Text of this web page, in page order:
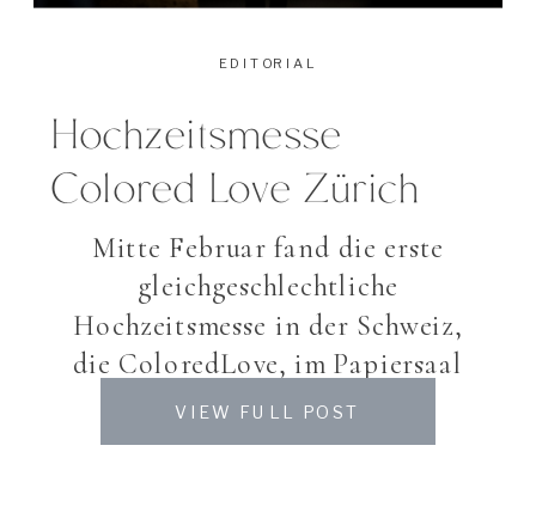
Mitte Februar fand die erste
gleichgeschlechtliche
Hochzeitsmesse in der Schweiz,
die ColoredLove, im Papiersaal
des Shilcity Zürich statt. Dank
meines Fotografenkollegen
Hochzeitsmesse
Colored Love Zürich
EDITORIAL
VIEW FULL POST